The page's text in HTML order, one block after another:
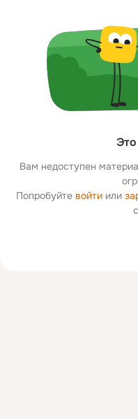
Это
Вам недоступен
Попробуйте войти или